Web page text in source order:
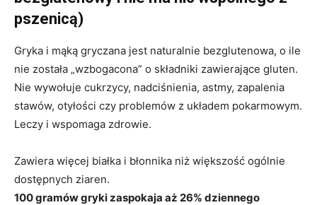
pszenicą)
Gryka i mąką gryczana jest naturalnie bezglutenowa, o ile
nie została „wzbogacona” o składniki zawierające gluten.
Nie wywołuje cukrzycy, nadciśnienia, astmy, zapalenia
stawów, otyłości czy problemów z układem pokarmowym.
Leczy i wspomaga zdrowie.
Zawiera więcej białka i błonnika niż większość ogólnie
dostępnych ziaren.
100 gramów gryki zaspokaja aż 26% dziennego